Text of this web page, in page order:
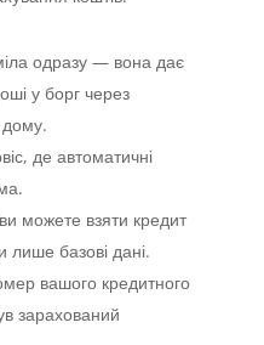
одразу — вона дає
у борг через
дому.
де автоматичні
можете взяти кредит
лише базові дані.
вашого кредитного
зарахований